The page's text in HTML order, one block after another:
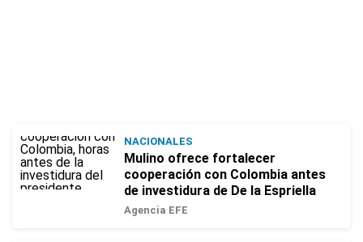
NACIONALES
Mulino ofrece fortalecer
cooperación con Colombia antes
de investidura de De la Espriella
Agencia EFE